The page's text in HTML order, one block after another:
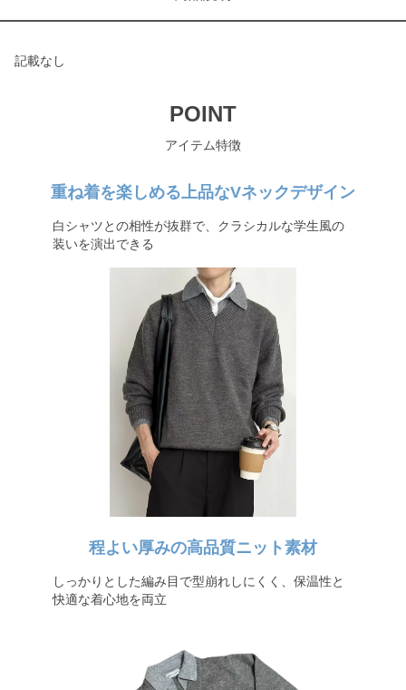
記載なし
POINT
アイテム特徴
重ね着を楽しめる上品なVネックデザイン
白シャツとの相性が抜群で、クラシカルな学生風の
装いを演出できる
程よい厚みの高品質ニット素材
しっかりとした編み目で型崩れしにくく、保温性と
快適な着心地を両立